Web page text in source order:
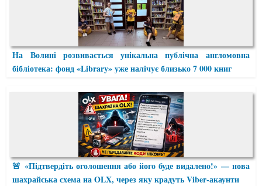
На Волині розвивається унікальна публічна англомовна
бібліотека: фонд «Library» уже налічує близько 7 000 книг
🚨 «Підтвердіть оголошення або його буде видалено!» — нова
шахрайська схема на OLX, через яку крадуть Viber-акаунти